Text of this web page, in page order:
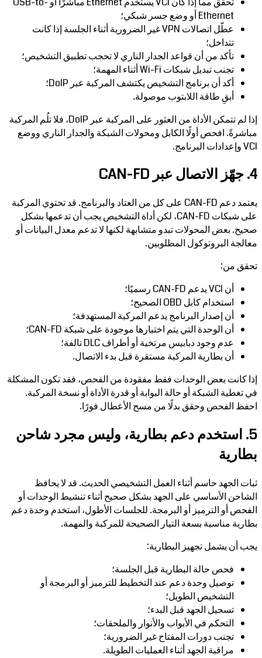
Ethernet أو وضع جسر شبكي؛
عطّل اتصالات VPN غير الضرورية أثناء الجلسة إذا كانت
تتداخل؛
تأكد من أن قواعد الجدار الناري لا تحجب تطبيق التشخيص؛
تجنب تبديل شبكات Wi-Fi أثناء المهمة؛
أكد أن برنامج التشخيص يكتشف المركبة عبر DoIP؛
أبقِ طاقة اللابتوب موصولة.
إذا لم تتمكن الأداة من العثور على المركبة عبر DoIP، فلا تلُم المركبة
مباشرةً. افحص أولًا الكابل ومحولات الشبكة والجدار الناري ووضع
VCI وإعدادات البرنامج.
4. جهّز الاتصال عبر CAN-FD
يعتمد دعم CAN-FD على كل من العتاد والبرنامج. قد تحتوي المركبة
على شبكات CAN-FD، لكن أداة التشخيص يجب أن تدعمها بشكل
صحيح. بعض المحولات تبدو متشابهة لكنها لا تدعم معدل البيانات أو
معالجة البروتوكول المطلوبين.
تحقق من:
أن VCI يدعم CAN-FD رسميًا؛
استخدام كابل OBD الصحيح؛
أن إصدار البرنامج يدعم المركبة المستهدفة؛
أن الوحدة التي يتم اختبارها موجودة على شبكة CAN-FD؛
عدم وجود دبابيس مرتخية أو أطراف DLC تالفة؛
أن بطارية المركبة مستقرة قبل بدء الاتصال.
إذا كانت بعض الوحدات فقط مفقودة من الفحص، فقد تكون المشكلة
في تغطية الشبكة أو حالة البوابة أو قدرة الأداة أو نسخة المركبة.
احفظ الفحص وحقق بدلًا من مسح الأعطال فورًا.
5. استخدم دعم بطارية، وليس مجرد شاحن
بطارية
ثبات الجهد حاسم أثناء العمل التشخيصي الحديث. قد لا يحافظ
الشاحن الأساسي على الجهد بشكل صحيح أثناء تنشيط الوحدات أو
الفحص أو الترميز أو البرمجة. للجلسات الأطول، استخدم وحدة دعم
بطارية مناسبة بسعة التيار الصحيحة للمركبة والمهمة.
يجب أن يشمل تجهيز البطارية:
فحص حالة البطارية قبل الجلسة؛
توصيل وحدة دعم عند التخطيط للترميز أو البرمجة أو
التشخيص الطويل؛
تسجيل الجهد قبل البدء؛
التحكم في الأبواب والأنوار والملحقات؛
تجنب دورات المفتاح غير الضرورية؛
مراقبة الجهد أثناء العمليات الطويلة.